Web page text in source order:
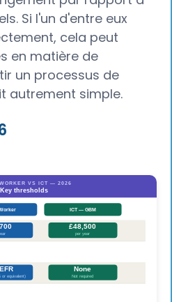
Si l'un d'entre eux
cela peut
en matière de
un processus de
autrement simple.